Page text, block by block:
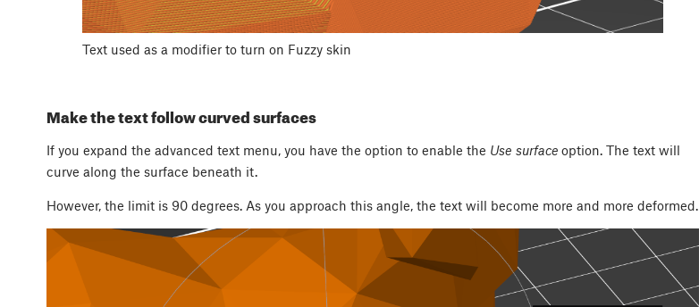
Text used as a modifier to turn on Fuzzy skin
Make the text follow curved surfaces
If you expand the advanced text menu, you have the option to enable the Use surface option. The text will
curve along the surface beneath it.
However, the limit is 90 degrees. As you approach this angle, the text will become more and more deformed.